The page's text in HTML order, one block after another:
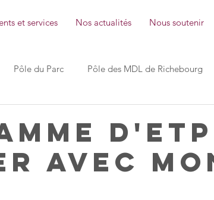
et services Nos actualités Nous soutenir
Pôle du Parc Pôle des MDL de Richebourg
Foyer de vie les Sources ESAT Ville
AVeC